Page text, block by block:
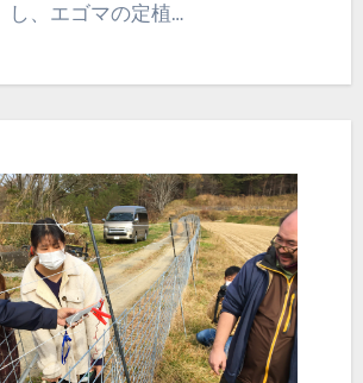
し、エゴマの定植…